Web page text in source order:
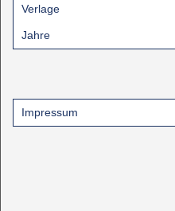
Verlage
Jahre
Impressum